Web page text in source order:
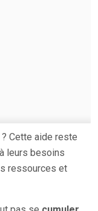
Cette aide reste
leurs besoins
ressources et